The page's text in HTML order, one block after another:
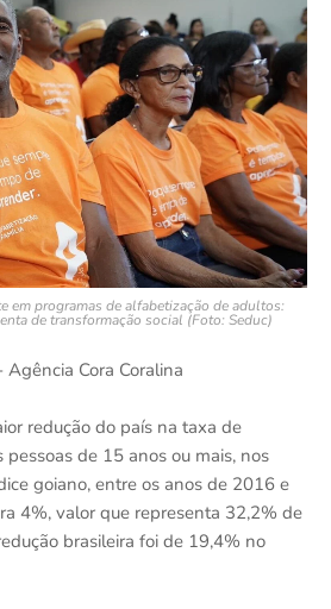
em programas de alfabetização de adultos:
de transformação social (Foto: Seduc)
Cora Coralina
redução do país na taxa de
de 15 anos ou mais, nos
goiano, entre os anos de 2016 e
4%, valor que representa 32,2% de
brasileira foi de 19,4% no